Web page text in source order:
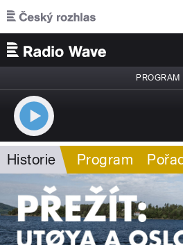
Přejít k hlavnímu obsahu
PROGRAM
Historie Program